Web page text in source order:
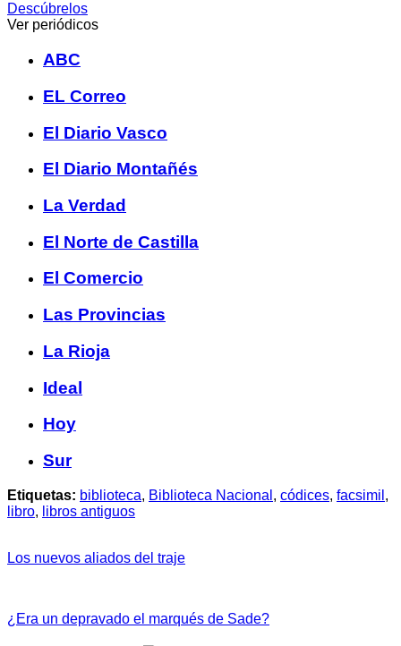
Descúbrelos
Ver periódicos
ABC
EL Correo
El Diario Vasco
El Diario Montañés
La Verdad
El Norte de Castilla
El Comercio
Las Provincias
La Rioja
Ideal
Hoy
Sur
Etiquetas: biblioteca, Biblioteca Nacional , códices, facsimil ,
libro, libros antiguos
Los nuevos aliados del traje
¿Era un depravado el marqués de Sade?